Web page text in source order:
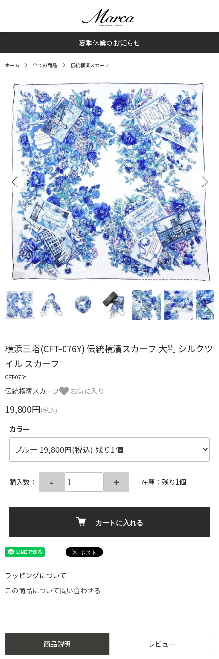
夏季休業のお知らせ
ホーム 全ての商品 伝統横濱スカーフ
横浜三塔(CFT-076Y) 伝統横濱スカーフ 大判 シルクツ
イル スカーフ
CFT-076Y
伝統横濱スカーフ お気に入り
19,800円(税込)
カラー
購入数： - + 在庫：残り1個
カートに入れる
ラッピングについて
この商品について問い合わせる
商品説明 レビュー